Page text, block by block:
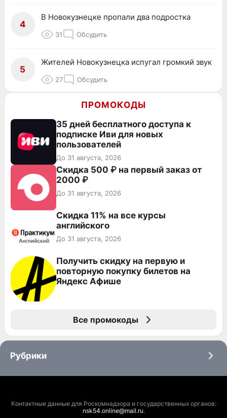
4
В Новокузнецке пропали два подростка
31 Обсудить
5
Жителей Новокузнецка испугал громкий звук
27 Обсудить
ПРОМОКОДЫ
35 дней бесплатного доступа к
подписке Иви для новых
пользователей
До 31 августа, 2026
Скидка 500 ₽ на первый заказ от
2000 ₽
До 31 августа, 2026
Скидка 11% на все курсы
английского
До 31 августа, 2026
Получить скидку на первую и
повторную покупку билетов на
Яндекс Афише
Все промокоды
Рубрики
Контактные данные для Роскомнадзора и государственных органов:
nsk54.online@mail.ru.